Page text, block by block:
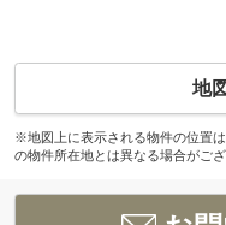
地
※地図上に表示される物件の位置
の物件所在地とは異なる場合がござ